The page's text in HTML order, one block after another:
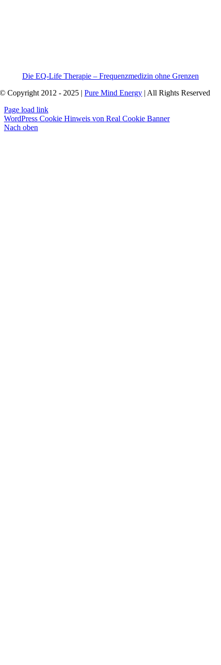
Die EQ-Life Therapie – Frequenzmedizin ohne Grenzen
© Copyright 2012 - 2025 |Pure Mind Energy | All Rights Reserved
Page load link
WordPress Cookie Hinweis von Real Cookie Banner
Nach oben